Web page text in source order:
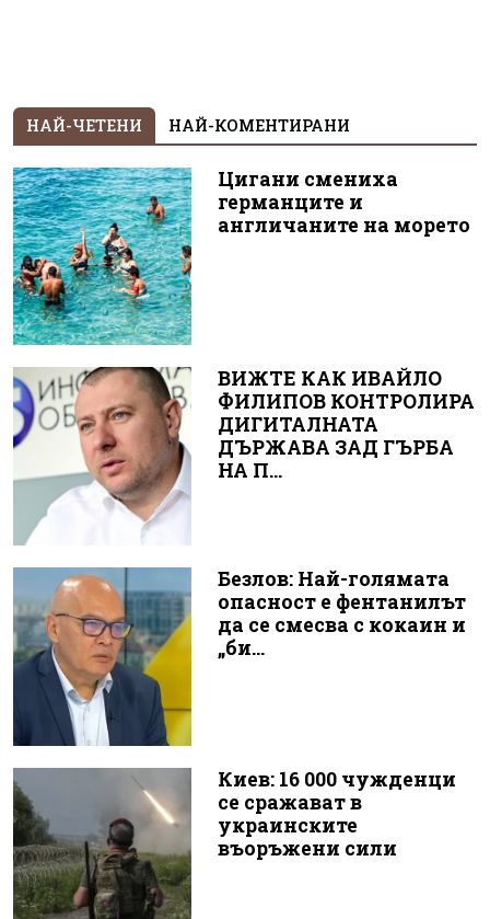
НАЙ-ЧЕТЕНИ НАЙ-КОМЕНТИРАНИ
Цигани смениха
германците и
англичаните на морето
ВИЖТЕ КАК ИВАЙЛО
ФИЛИПОВ КОНТРОЛИРА
ДИГИТАЛНАТА
ДЪРЖАВА ЗАД ГЪРБА
НА П...
Безлов: Най-голямата
опасност е фентанилът
да се смесва с кокаин и
„би...
Киев: 16 000 чужденци
се сражават в
украинските
въоръжени сили